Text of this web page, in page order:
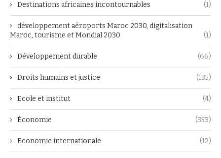
Destinations africaines incontournables (1)
développement aéroports Maroc 2030, digitalisation
Maroc, tourisme et Mondial 2030
(1)
Développement durable (66)
Droits humains et justice (135)
Ecole et institut (4)
Économie (353)
Economie internationale (12)